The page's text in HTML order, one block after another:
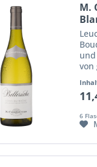
M.
von
6